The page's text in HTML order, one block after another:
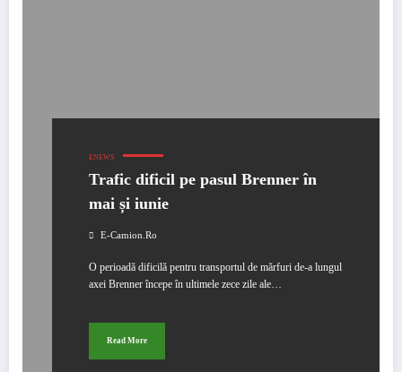
ENEWS
Trafic dificil pe pasul Brenner în
mai și iunie
E-Camion.ro
O perioadă dificilă pentru transportul de mărfuri de-a lungul
axei Brenner începe în ultimele zece zile ale…
Read More